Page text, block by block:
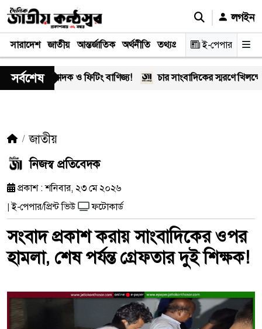
লগইন
সারাদেশ জাতীয় আন্তর্জাতিক অর্থনীতি তথ্যপ্রযুক্তি স্বাস্থ্য আইন-
ই-পেপার
সর্বশেষ
মাদক ও ফিটিং বাণিজ্য! চার সাংবাদিকের স্মরণে খিলক্ষেত প্রেস
জাতীয়
নিজস্ব প্রতিবেদক
প্রকাশ : শনিবার, ২৩ মে ২০২৬
| ই-পেপার/প্রিন্ট ভিউ ফটোকার্ড
সংবাদ প্রকাশ করায় সাংবাদিকের ওপর
হামলা, শেষ পর্যন্ত গ্রেফতার দুই শিক্ষক!